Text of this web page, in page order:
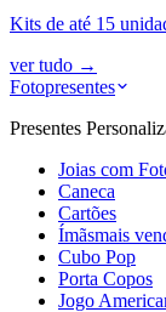
Kits de até 15
ver tudo →
Fotopresentes
Presentes
Joias com
Caneca
Cartões
Ímãsmais
Cubo Pop
Porta Copos
Jogo